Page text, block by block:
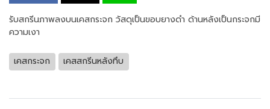
รับสกรีนภาพลงบนเคสกระจก วัสดุเป็นขอบยางดำ ด้านหลังเป็นกระจกมี
ความเงา
เคสกระจก เคสสกรีนหลังทึบ